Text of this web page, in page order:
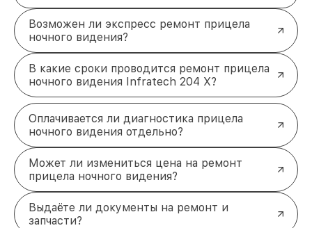
Возможен ли экспресс ремонт прицела
ночного видения?
В какие сроки проводится ремонт прицела
ночного видения Infratech 204 Х?
Оплачивается ли диагностика прицела
ночного видения отдельно?
Может ли измениться цена на ремонт
прицела ночного видения?
Выдаёте ли документы на ремонт и
запчасти?